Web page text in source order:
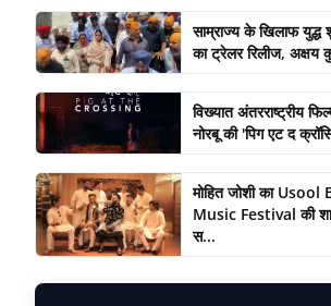
साम्राज्य के खिलाफ
का ट्रेलर रिलीज, अक्षय
विख्यात अंतरराष्ट्रीय
नोरबू की 'पिग एट द
मोहित जोशी का Usool
Music Festival की
स...